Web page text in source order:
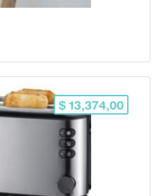
$ 13,374,00